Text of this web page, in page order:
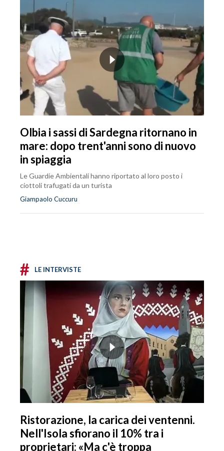
Olbia i sassi di Sardegna ritornano in
mare: dopo trent'anni sono di nuovo
in spiaggia
Le Guardie Ambientali hanno riportato al loro posto i
ciottoli trafugati da un turista
Giampaolo Cuccuru
# LE INTERVISTE
Ristorazione, la carica dei ventenni.
Nell'Isola sfiorano il 10% tra i
proprietari: «Ma c'è troppa